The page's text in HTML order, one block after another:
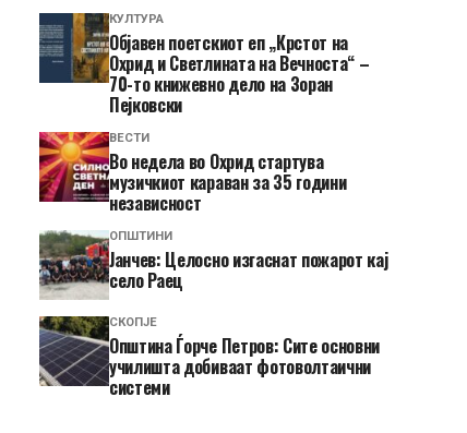
КУЛТУРА
Објавен поетскиот еп „Крстот на
Охрид и Светлината на Вечноста“ –
70-то книжевно дело на Зоран
Пејковски
ВЕСТИ
Во недела во Охрид стартува
музичкиот караван за 35 години
независност
ОПШТИНИ
Јанчев: Целосно изгаснат пожарот кај
село Раец
СКОПЈЕ
Општина Ѓорче Петров: Сите основни
училишта добиваат фотоволтаични
системи